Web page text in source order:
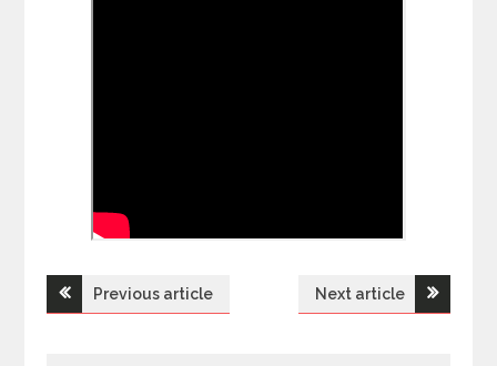
Н
Previous article Next article